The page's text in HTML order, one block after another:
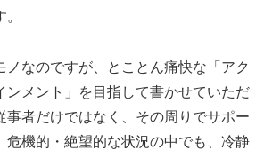
ノなのですが、とことん痛快な「アク
ンメント」を目指して書かせていただ
事者だけではなく、その周りでサポー
危機的・絶望的な状況の中でも、冷静